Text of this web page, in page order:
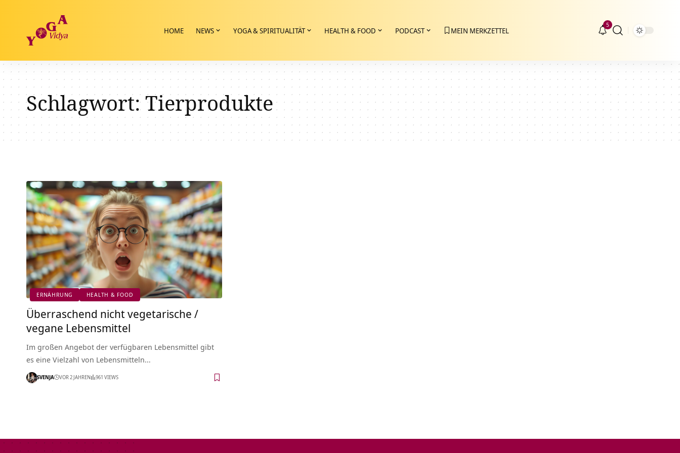
HOME NEWS YOGA & SPIRITUALITÄT HEALTH & FOOD PODCAST MEIN MERKZETTEL
5
Schlagwort:Tierprodukte
ERNÄHRUNG HEALTH & FOOD
Überraschend nicht vegetarische /
vegane Lebensmittel
Im großen Angebot der verfügbaren Lebensmittel gibt
es eine Vielzahl von Lebensmitteln…
SVENJA VOR 2 JAHREN 961 VIEWS